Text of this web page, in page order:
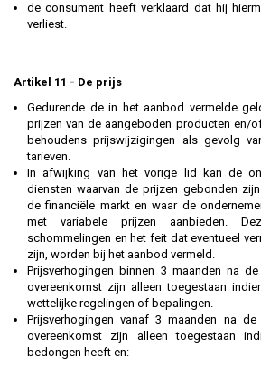
de consument heeft verklaard dat hij
verliest.
Artikel 11 - De prijs
Gedurende de in het aanbod vermelde
prijzen van de aangeboden producten en/
behoudens prijswijzigingen als gevolg
tarieven.
In afwijking van het vorige lid kan de
diensten waarvan de prijzen gebonden
de financiële markt en waar de
met variabele prijzen aanbieden.
schommelingen en het feit dat eventueel
zijn, worden bij het aanbod vermeld.
Prijsverhogingen binnen 3 maanden na
overeenkomst zijn alleen toegestaan
wettelijke regelingen of bepalingen.
Prijsverhogingen vanaf 3 maanden na
overeenkomst zijn alleen toegestaan
bedongen heeft en: